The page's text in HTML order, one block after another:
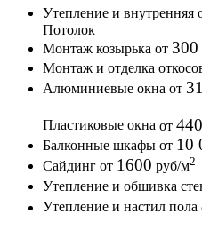
Утепление и внутренняя
Потолок
Монтаж козырька от 300
Монтаж и отделка
Алюминиевые окна от
Пластиковые окна от
Балконные шкафы от 10
Сайдинг от 1600 руб/м2
Утепление и обшивка
Утепление и настил пола